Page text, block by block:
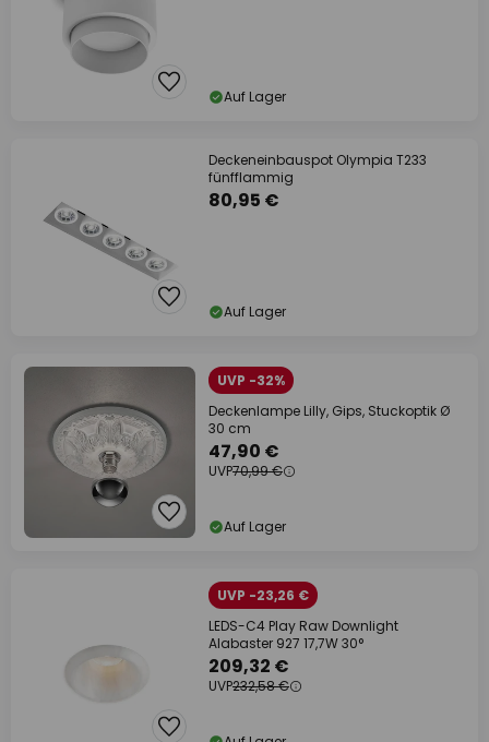
Auf Lager
Deckeneinbauspot Olympia T233
fünfflammig
80,95 €
Auf Lager
UVP -32%
Deckenlampe Lilly, Gips, Stuckoptik Ø
30 cm
47,90 €
UVP70,99 €
Auf Lager
UVP -23,26 €
LEDS-C4 Play Raw Downlight
Alabaster 927 17,7W 30°
209,32 €
UVP232,58 €